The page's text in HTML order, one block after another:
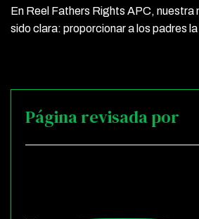
En Reel Fathers Rights APC, nuestra
sido clara: proporcionar a los padres
Página revisada por